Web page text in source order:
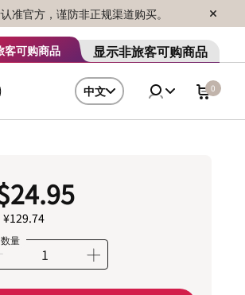
官方，谨防非正规渠道购买。
客可购商品 显示非旅客可购商品
中文 0
¥129.74
数量